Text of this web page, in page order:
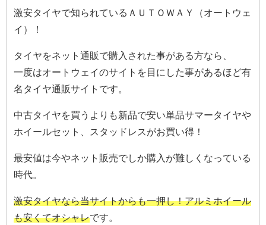
激安タイヤで知られているＡＵＴＯＷＡＹ（オートウェ
イ）！
タイヤをネット通販で購入された事がある方なら、
一度はオートウェイのサイトを目にした事があるほど有
名タイヤ通販サイトです。
中古タイヤを買うよりも新品で安い単品サマータイヤや
ホイールセット、スタッドレスがお買い得！
最安値は今やネット販売でしか購入が難しくなっている
時代。
激安タイヤなら当サイトからも一押し！アルミホイール
も安くてオシャレです。